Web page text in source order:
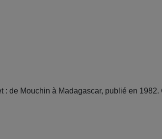
: de Mouchin à Madagascar, publié en